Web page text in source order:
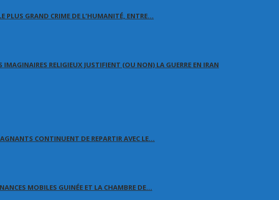
PLUS GRAND CRIME DE L’HUMANITÉ, ENTRE…
RELIGIEUX JUSTIFIENT (OU NON) LA GUERRE EN IRAN
CONTINUENT DE REPARTIR AVEC LE…
MOBILES GUINÉE ET LA CHAMBRE DE…